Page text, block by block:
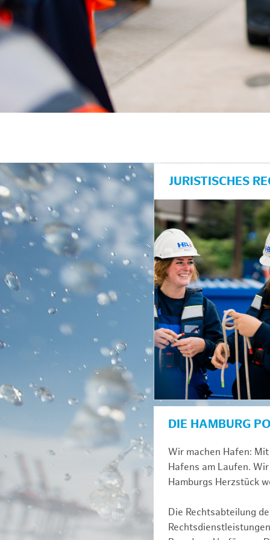
anzeigen/schließen
JURISTISCHES
DIE HAMBURG
Wir machen Hafen:
Hafens am Laufen.
Hamburgs Herzstück
Die Rechtsabteilung